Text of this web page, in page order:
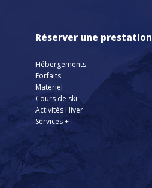
Réserver une prestation
Hébergements
Forfaits
Matériel
Cours de ski
Activités Hiver
Services +